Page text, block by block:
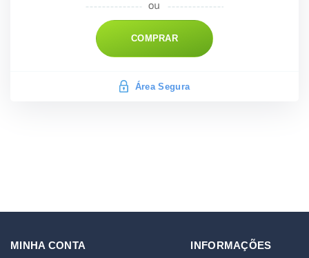
COMPRAR
Área Segura
MINHA CONTA INFORMAÇÕES